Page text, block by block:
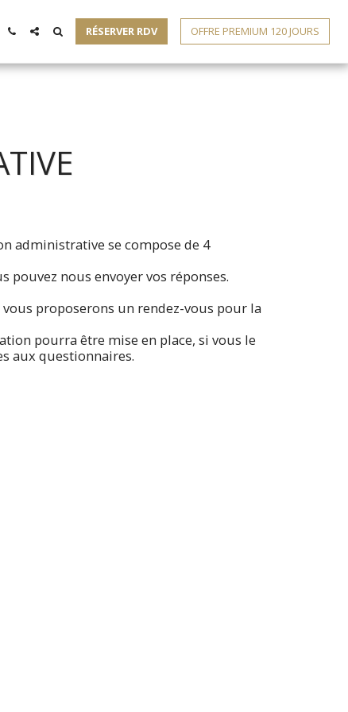
RÉSERVER RDV OFFRE PREMIUM 120 JOURS
administrative se compose de 4
pouvez nous envoyer vos réponses.
proposerons un rendez-vous pour la
pourra être mise en place, si vous le
aux questionnaires.